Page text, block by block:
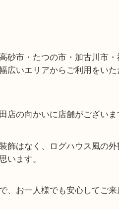
播但線「京口駅」
駅」「御着駅」
高砂市・たつの市・加古川
幅広いエリアからご利用を